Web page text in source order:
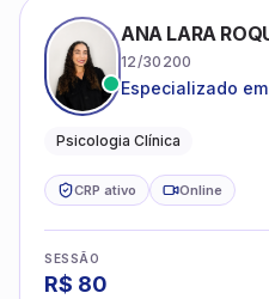
ANA LARA
12/30200
Especializado
Psicologia Clínica
CRP ativo Online
SESSÃO
R$ 80